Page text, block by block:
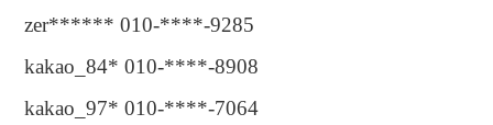
zer****** 010-****-9285
kakao_84* 010-****-8908
kakao_97* 010-****-7064